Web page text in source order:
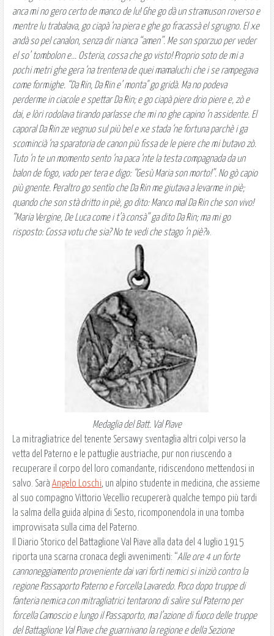
anca mi no gero certo de manco de lu! Ghe go dà un stramuson roverso e
mentre lu trabalava, go ciapà ‘na piera e ghe go fracassà el sgrugno. El xe
andà so pel canalon, senza dir nianca “amen”. Me son sporzuo per veder
el so’ tombolon e... Osteria, cossa che go visto! Proprio soto de mi a
pochi metri ghe gera ‘na trentena de quei mamaluchi che i se rampegava
come formighe. “Da Rin, Da Rin e’ monta" go gridà. Ma no podeva
perderme in ciacole e spettar Da Rin; e go ciapà piere drio piere e, zò e
dai, e lòri rodolava tirando parlasse che mi no ghe capino ‘n assidente. El
caporal Da Rin ze vegnuo sul più bel e xe stada ‘ne fortuna parchè i ga
scomincià ‘na sparatoria de canon più fissa de le piere che mi butavo zò.
Tuto ‘n te un momento sento ‘na paca ‘nte la testa compagnada da un
balon de fogo, vado per tera e digo: “Gesù Maria son morto!”. No gò capio
più gnente. Peraltro go sentìo che Da Rin me giutava a levarme in piè;
quando che son stà dritto in piè, go dito: Manco mal Da Rin che son vivo!
“Maria Vergine, De Luca come i t’à consà” ga dito Da Rin; ma mi go
risposto: Cossa votu che sia? No te vedi che stago ‘n piè?».
Medaglia del Batt. Val Piave
La mitragliatrice del tenente Sersawy sventaglia altri colpi verso la
vetta del Paterno e le pattuglie austriache, pur non riuscendo a
recuperare il corpo del loro comandante, ridiscendono mettendosi in
salvo. Sarà Angelo Loschi, un alpino studente in medicina, che assieme
al suo compagno Vittorio Vecellio recupererà qualche tempo più tardi
la salma della guida alpina di Sesto, ricomponendola in una tomba
improvvisata sulla cima del Paterno.
Il Diario Storico del Battaglione Val Piave alla data del 4 luglio 1915
riporta una scarna cronaca degli avvenimenti: “Alle ore 4 un forte
cannoneggiamento proveniente dai vari forti nemici si iniziò contro la
regione Passaporto Paterno e Forcella Lavaredo. Poco dopo truppe di
fanteria nemica con mitragliatrici tentarono di salire sul Paterno per
forcella Camoscio e lungo il Passaporto, ma l’azione di fuoco delle truppe
del Battaglione Val Piave che guarnivano la regione e della Sezione